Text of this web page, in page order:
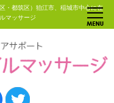
・都筑区）狛江市、稲城市中心に在
マッサージ